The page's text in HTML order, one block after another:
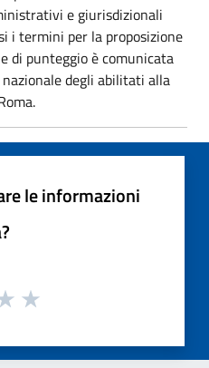
e giurisdizionali
i termini per la proposizione
di punteggio è comunicata
degli abilitati alla
le informazioni